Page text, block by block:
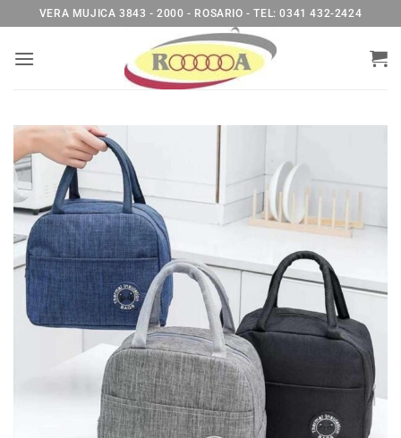
al
contenido
VERA MUJICA 3843 - 2000 - ROSARIO - TEL: 0341 432-2424